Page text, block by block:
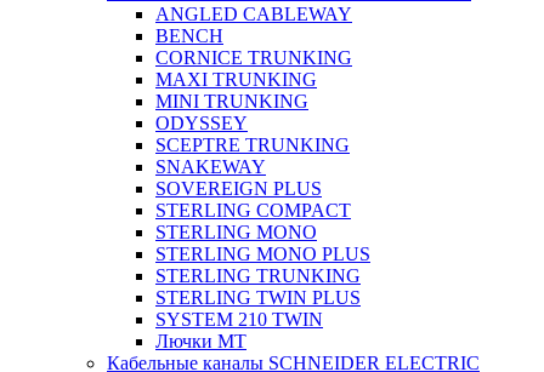
ANGLED CABLEWAY
BENCH
CORNICE TRUNKING
MAXI TRUNKING
MINI TRUNKING
ODYSSEY
SCEPTRE TRUNKING
SNAKEWAY
SOVEREIGN PLUS
STERLING COMPACT
STERLING MONO
STERLING MONO PLUS
STERLING TRUNKING
STERLING TWIN PLUS
SYSTEM 210 TWIN
Лючки MT
Кабельные каналы SCHNEIDER ELECTRIC